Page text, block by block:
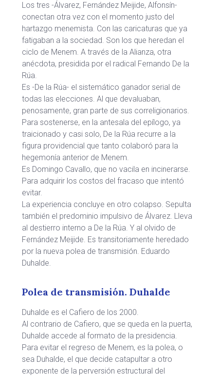
Los tres -Álvarez, Fernández Meijide, Alfonsín-
conectan otra vez con el momento justo del
hartazgo menemista. Con las caricaturas que ya
fatigaban a la sociedad. Son los que heredan el
ciclo de Menem. A través de la Alianza, otra
anécdota, presidida por el radical Fernando De la
Rúa.
Es -De la Rúa- el sistemático ganador serial de
todas las elecciones. Al que devaluaban,
penosamente, gran parte de sus correligionarios.
Para sostenerse, en la antesala del epílogo, ya
traicionado y casi solo, De la Rúa recurre a la
figura providencial que tanto colaboró para la
hegemonía anterior de Menem.
Es Domingo Cavallo, que no vacila en incinerarse.
Para adquirir los costos del fracaso que intentó
evitar.
La experiencia concluye en otro colapso. Sepulta
también el predominio impulsivo de Álvarez. Lleva
al destierro interno a De la Rúa. Y al olvido de
Fernández Meijide. Es transitoriamente heredado
por la nueva polea de transmisión. Eduardo
Duhalde.
Polea de transmisión. Duhalde
Duhalde es el Cafiero de los 2000.
Al contrario de Cafiero, que se queda en la puerta,
Duhalde accede al formato de la presidencia.
Para evitar el regreso de Menem, es la polea, o
sea Duhalde, el que decide catapultar a otro
exponente de la perversión estructural del